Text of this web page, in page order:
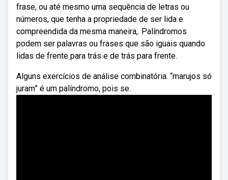
frase, ou até mesmo uma sequência de letras ou
números, que tenha a propriedade de ser lida e
compreendida da mesma maneira,. Palíndromos
podem ser palavras ou frases que são iguais quando
lidas de frente para trás e de trás para frente.
Alguns exercícios de análise combinatória. “marujos só
juram” é um palíndromo, pois se.